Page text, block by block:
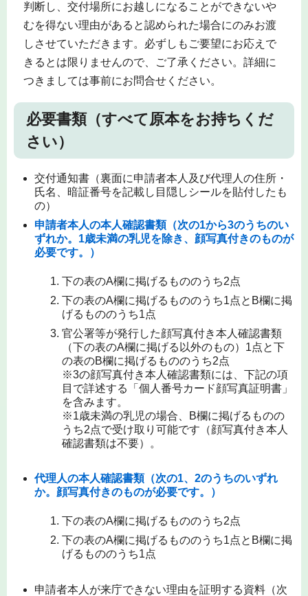
判断し、交付場所にお越しになることができないや
むを得ない理由があると認められた場合にのみお渡
しさせていただきます。必ずしもご要望にお応えで
きるとは限りませんので、ご了承ください。詳細に
つきましては事前にお問合せください。
必要書類（すべて原本をお持ちくだ
さい）
交付通知書（裏面に申請者本人及び代理人の住所・
氏名、暗証番号を記載し目隠しシールを貼付したも
の）
申請者本人の本人確認書類（次の1から3のうちのい
ずれか。1歳未満の乳児を除き、顔写真付きのものが
必要です。）
下の表のA欄に掲げるもののうち2点
下の表のA欄に掲げるもののうち1点とB欄に掲
げるもののうち1点
官公署等が発行した顔写真付き本人確認書類
（下の表のA欄に掲げる以外のもの）1点と下
の表のB欄に掲げるもののうち2点
※3の顔写真付き本人確認書類には、下記の項
目で詳述する「個人番号カード顔写真証明書」
を含みます。
※1歳未満の乳児の場合、B欄に掲げるものの
うち2点で受け取り可能です（顔写真付き本人
確認書類は不要）。
代理人の本人確認書類（次の1、2のうちのいずれ
か。 顔写真付きのものが必要です。 ）
下の表のA欄に掲げるもののうち2点
下の表のA欄に掲げるもののうち1点とB欄に掲
げるもののうち1点
申請者本人が来庁できない理由を証明する資料（次